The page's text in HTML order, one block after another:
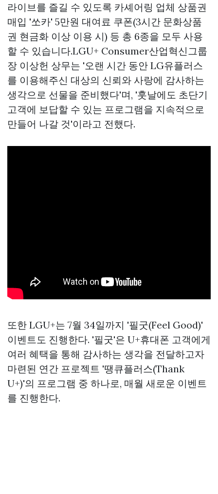
라이브를 즐길 수 있도록 카셰어링 업체 상품권
매입 '쏘카' 5만원 대여료 쿠폰(3시간 문화상품
권 현금화 이상 이용 시) 등 총 6종을 모두 사용
할 수 있습니다.LGU+ Consumer산업혁신그룹
장 이상헌 상무는 '오랜 시간 동안 LG유플러스
를 이용해주신 대상의 신뢰와 사랑에 감사하는
생각으로 선물을 준비했다'며, '훗날에도 초단기
고객에 보답할 수 있는 프로그램을 지속적으로
만들어 나갈 것'이라고 전했다.
또한 LGU+는 7월 34일까지 '필굿(Feel Good)'
이벤트도 진행한다. '필굿'은 U+휴대폰 고객에게
여러 혜택을 통해 감사하는 생각을 전달하고자
마련된 연간 프로젝트 '땡큐플러스(Thank
U+)'의 프로그램 중 하나로, 매월 새로운 이벤트
를 진행한다.